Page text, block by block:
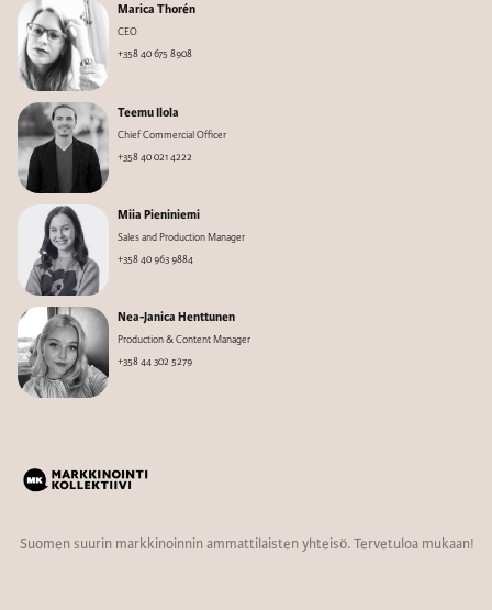
Marica Thorén
CEO
+358 40 675 8908
Teemu Ilola
Chief Commercial Officer
+358 40 021 4222
Miia Pieniniemi
Sales and Production Manager
+358 40 963 9884
Nea-Janica Henttunen
Production & Content Manager
+358 44 302 5279
Suomen suurin markkinoinnin ammattilaisten yhteisö. Tervetuloa mukaan!